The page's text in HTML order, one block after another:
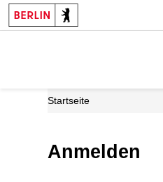
Startseite
Anmelden